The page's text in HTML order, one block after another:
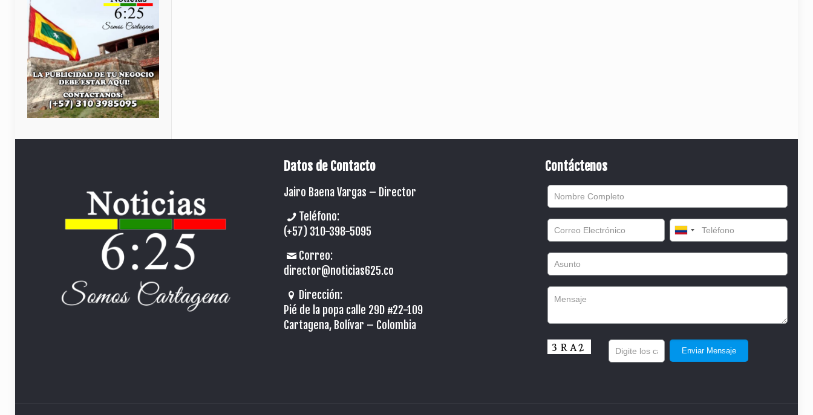
Datos de Contacto
Jairo Baena Vargas – Director
Teléfono:
(+57) 310-398-5095
Correo:
director@noticias625.co
Dirección:
Pié de la popa calle 29D #22-109
Cartagena, Bolívar – Colombia
Contáctenos